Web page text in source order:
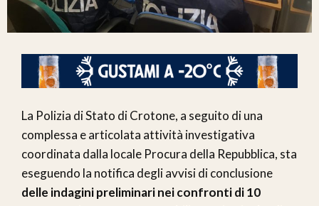
La Polizia di Stato di Crotone, a seguito di una
complessa e articolata attività investigativa
coordinata dalla locale Procura della Repubblica, sta
eseguendo la notifica degli avvisi di conclusione
delle indagini preliminari nei confronti di 10